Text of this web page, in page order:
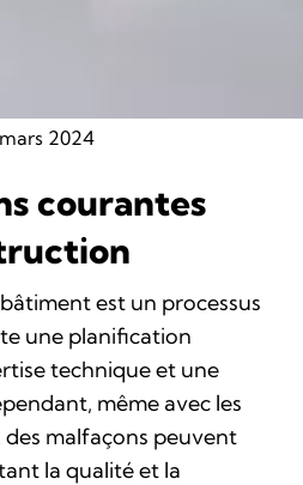
2024
courantes
est un processus
une planification
technique et une
même avec les
malfaçons peuvent
la qualité et la